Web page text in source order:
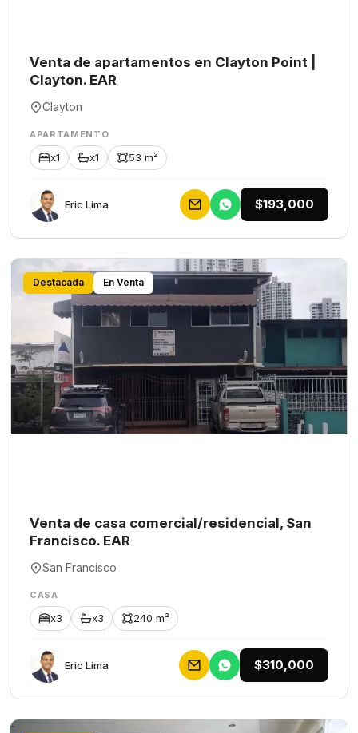
Venta de apartamentos en Clayton Point |
Clayton. EAR
Clayton
APARTAMENTO
x1 x1 53 m²
Eric Lima $193,000
Destacada En Venta
Venta de casa comercial/residencial, San
Francisco. EAR
San Francisco
CASA
x3 x3 240 m²
Eric Lima $310,000